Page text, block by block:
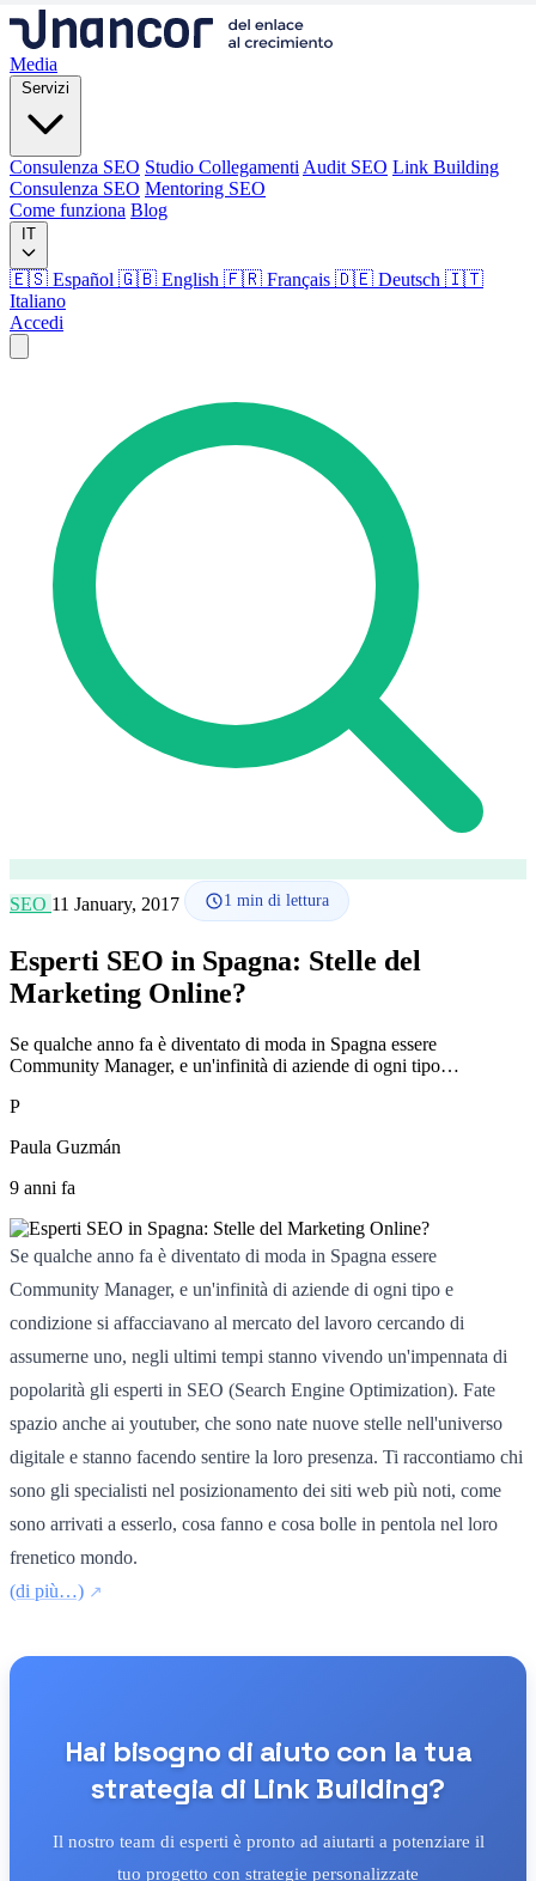
Media
Servizi
Consulenza SEO Studio Collegamenti Audit SEO Link Building
Consulenza SEO Mentoring SEO
Come funziona Blog
IT
🇪🇸 Español 🇬🇧 English 🇫🇷 Français 🇩🇪 Deutsch 🇮🇹
Italiano
Accedi
Consulenza SEO Studio Collegamenti Audit SEO
Consulenza SEO
Come funziona
Lingua
🇪🇸 ES
🇬🇧 EN
Accedi
SEO 11 January, 2017 1 min di lettura
Esperti SEO in Spagna: Stelle del
Marketing Online?
Se qualche anno fa è diventato di moda in Spagna essere
Community Manager, e un'infinità di aziende di ogni tipo…
P
Paula Guzmán
9 anni fa
Se qualche anno fa è diventato di moda in Spagna essere
Community Manager, e un'infinità di aziende di ogni tipo e
condizione si affacciavano al mercato del lavoro cercando di
assumerne uno, negli ultimi tempi stanno vivendo un'impennata di
popolarità gli esperti in SEO (Search Engine Optimization). Fate
spazio anche ai youtuber, che sono nate nuove stelle nell'universo
digitale e stanno facendo sentire la loro presenza. Ti raccontiamo chi
sono gli specialisti nel posizionamento dei siti web più noti, come
sono arrivati a esserlo, cosa fanno e cosa bolle in pentola nel loro
frenetico mondo.
(di più…)
Hai bisogno di aiuto con la tua
strategia di Link Building?
Il nostro team di esperti è pronto ad aiutarti a potenziare il
tuo progetto con strategie personalizzate